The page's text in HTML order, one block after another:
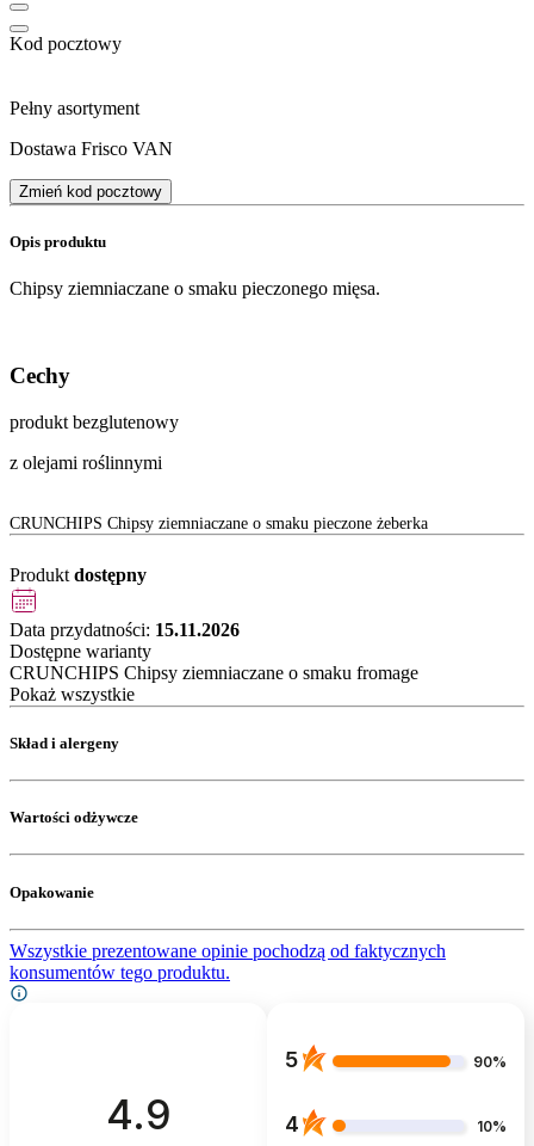
Kod pocztowy
Pełny asortyment
Dostawa Frisco VAN
Zmień kod pocztowy
Opis produktu
Chipsy ziemniaczane o smaku pieczonego mięsa.
Cechy
produkt bezglutenowy
z olejami roślinnymi
CRUNCHIPS Chipsy ziemniaczane o smaku pieczone żeberka
Produkt dostępny
Data przydatności: 15.11.2026
Dostępne warianty
CRUNCHIPS Chipsy ziemniaczane o smaku fromage
Pokaż wszystkie
Skład i alergeny
Wartości odżywcze
Opakowanie
Wszystkie prezentowane opinie pochodzą od faktycznych
konsumentów tego produktu.
4.9
5 90%
4 10%